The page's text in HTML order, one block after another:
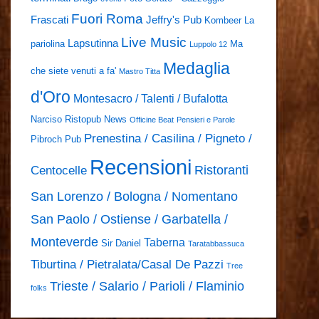
Frascati Fuori Roma Jeffry's Pub Kombeer La
pariolina Lapsutinna Live Music Luppolo 12 Ma
che siete venuti a fa' Mastro Titta Medaglia
d'Oro Montesacro / Talenti / Bufalotta
Narciso Ristopub News Officine Beat Pensieri e Parole
Pibroch Pub Prenestina / Casilina / Pigneto /
Centocelle Recensioni Ristoranti
San Lorenzo / Bologna / Nomentano
San Paolo / Ostiense / Garbatella /
Monteverde Sir Daniel Taberna Taratabbassuca
Tiburtina / Pietralata/Casal De Pazzi Tree
folks Trieste / Salario / Parioli / Flaminio